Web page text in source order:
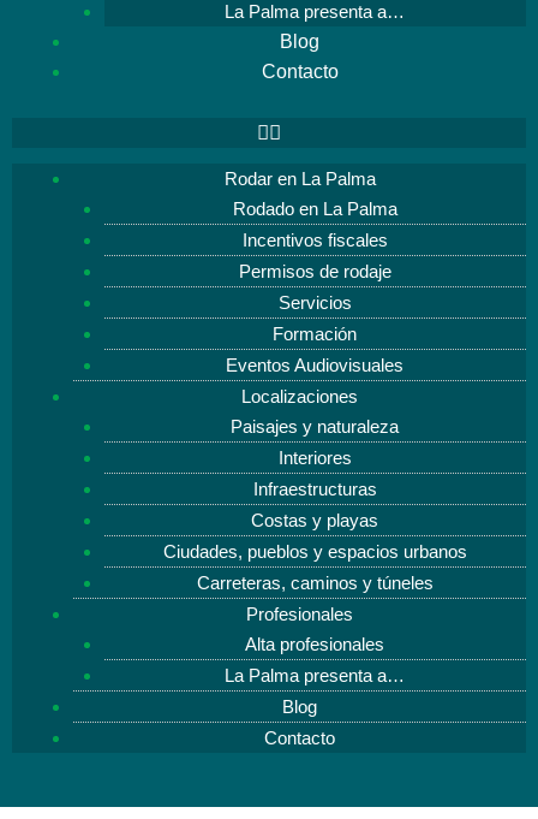
La Palma presenta a…
Blog
Contacto
Rodar en La Palma
Rodado en La Palma
Incentivos fiscales
Permisos de rodaje
Servicios
Formación
Eventos Audiovisuales
Localizaciones
Paisajes y naturaleza
Interiores
Infraestructuras
Costas y playas
Ciudades, pueblos y espacios urbanos
Carreteras, caminos y túneles
Profesionales
Alta profesionales
La Palma presenta a…
Blog
Contacto